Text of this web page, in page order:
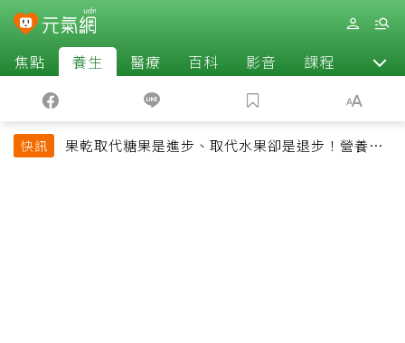
焦點 養生 醫療 百科 影音 課程 退休
快訊
果乾取代糖果是進步、取代水果卻是退步！營養師